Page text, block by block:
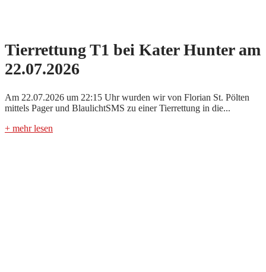
Tierrettung T1 bei Kater Hunter am
22.07.2026
Am 22.07.2026 um 22:15 Uhr wurden wir von Florian St. Pölten
mittels Pager und BlaulichtSMS zu einer Tierrettung in die...
+ mehr lesen